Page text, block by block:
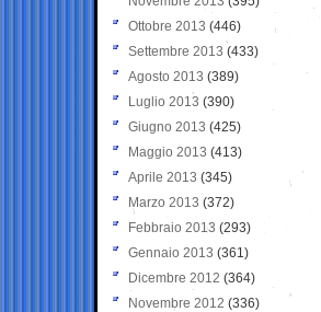
Ottobre 2013 (446)
Settembre 2013 (433)
Agosto 2013 (389)
Luglio 2013 (390)
Giugno 2013 (425)
Maggio 2013 (413)
Aprile 2013 (345)
Marzo 2013 (372)
Febbraio 2013 (293)
Gennaio 2013 (361)
Dicembre 2012 (364)
Novembre 2012 (336)